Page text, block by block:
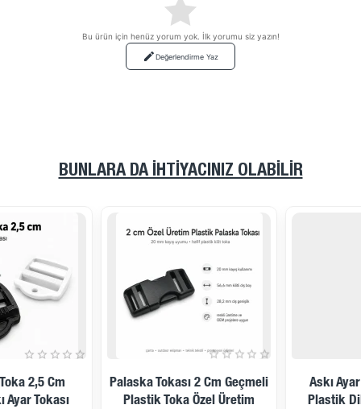
Bu ürün için henüz yorum yok. İlk yorumu siz yazın!
Değerlendirme Yaz
BUNLARA DA İHTIYACINIZ OLABILIR
Palaska Tokası 2 Cm Geçmeli
Plastik Toka Özel Üretim
Askı Ayar Tokası 2,5 Cm
Plastik Dikdörtgen Toka